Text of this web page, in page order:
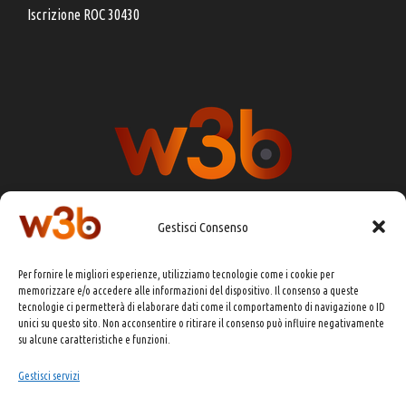
Gestisci Consenso
Per fornire le migliori esperienze, utilizziamo tecnologie come i cookie per
memorizzare e/o accedere alle informazioni del dispositivo. Il consenso a queste
tecnologie ci permetterà di elaborare dati come il comportamento di navigazione o ID
unici su questo sito. Non acconsentire o ritirare il consenso può influire negativamente
su alcune caratteristiche e funzioni.
Gestisci servizi
Iscrizione ROC 30430
DIRETTORE RESPONSABILE:
CHIARA PORTA
REDAZIONE & GRAFICA:EOIPSO.IT
EDITORE:EOIPSO.IT
CONTATTI:redazione@presskit.it